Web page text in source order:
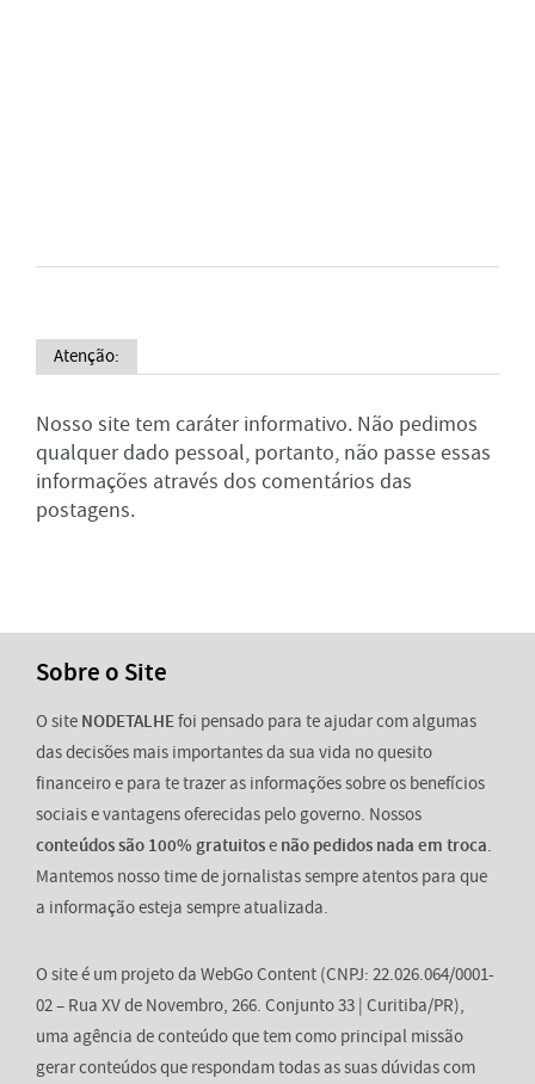
Atenção:
Nosso site tem caráter informativo. Não pedimos
qualquer dado pessoal, portanto, não passe essas
informações através dos comentários das
postagens.
Sobre o Site
O site NODETALHEfoi pensado para te ajudar com algumas
das decisões mais importantes da sua vida no quesito
financeiro e para te trazer as informações sobre os benefícios
sociais e vantagens oferecidas pelo governo. Nossos
conteúdos são 100% gratuitose não pedidos nada em troca.
Mantemos nosso time de jornalistas sempre atentos para que
a informação esteja sempre atualizada.
O site é um projeto da WebGo Content (CNPJ: 22.026.064/0001-
02 – Rua XV de Novembro, 266. Conjunto 33 | Curitiba/PR),
uma agência de conteúdo que tem como principal missão
gerar conteúdos que respondam todas as suas dúvidas com